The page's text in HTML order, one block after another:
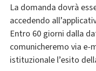
La domanda dovrà
accedendo
Entro 60 giorni dalla
comunicheremo via e-
istituzionale l’esito